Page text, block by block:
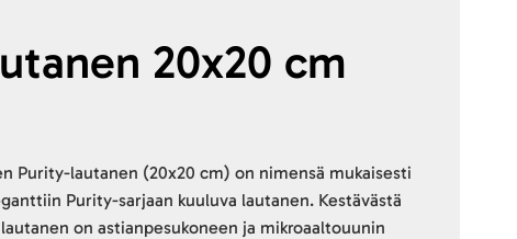
20x20 cm
Purity-lautanen (20x20 cm) on nimensä mukaisesti
Purity-sarjaan kuuluva lautanen. Kestävästä
on astianpesukoneen ja mikroaaltouunin